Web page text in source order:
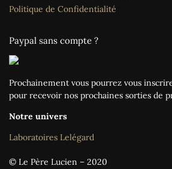
Politique de Confidentialité
Paypal sans compte ?
Prochainement vous pourrez vous
pour recevoir nos prochaines sorties de
Notre univers
Laboratoires Lelégard
© Le Père Lucien – 2020